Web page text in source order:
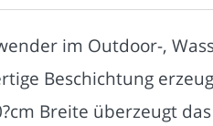
im Outdoor-,
Beschichtung
Breite überzeugt